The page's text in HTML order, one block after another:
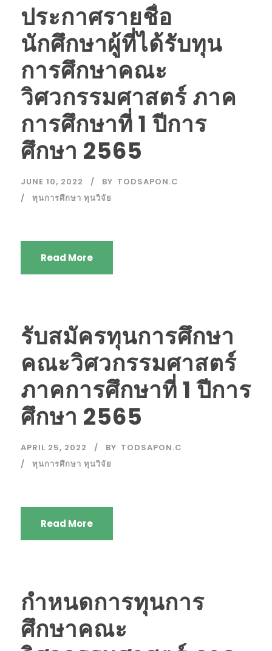
ประกาศรายชื่อ
นักศึกษาผู้ที่ได้รับทุน
การศึกษาคณะ
วิศวกรรมศาสตร์ ภาค
การศึกษาที่ 1 ปีการ
ศึกษา 2565
JUNE 10, 2022 BY TODSAPON.C
ทุนการศึกษา ทุนวิจัย
Read More
รับสมัครทุนการศึกษา
คณะวิศวกรรมศาสตร์
ภาคการศึกษาที่ 1 ปีการ
ศึกษา 2565
APRIL 25, 2022 BY TODSAPON.C
ทุนการศึกษา ทุนวิจัย
Read More
กำหนดการทุนการ
ศึกษาคณะ